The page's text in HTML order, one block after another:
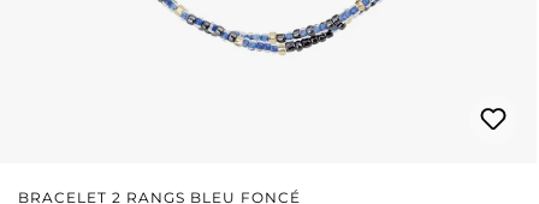
BRACELET 2 RANGS BLEU FONCÉ